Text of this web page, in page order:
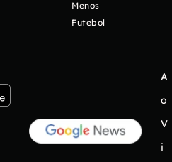
Menos
Futebol
A
o
V
i